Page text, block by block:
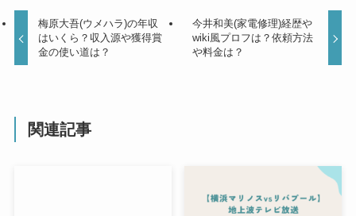
梅原大吾(ウメハラ)の年収
はいくら？収入源や獲得賞
金の使い道は？
今井和美(家電修理)経歴や
wiki風プロフは？依頼方法
や料金は？
関連記事